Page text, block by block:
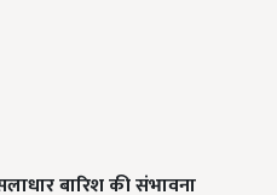
बारिश की संभावना